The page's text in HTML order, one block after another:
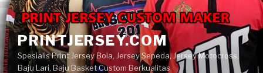
Skip
to
contentPRINTJERSEY.COM
Spesialis Print Jersey Bola, Jersey Sepeda, Jersey Motocross,
Baju Lari, Baju Basket Custom Berkualitas